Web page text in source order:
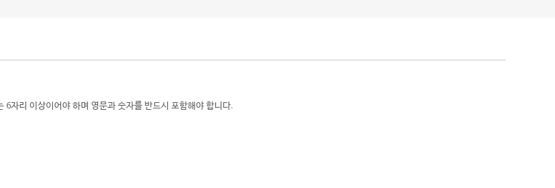
6자리 이상이어야 하며 영문과 숫자를 반드시 포함해야 합니다.